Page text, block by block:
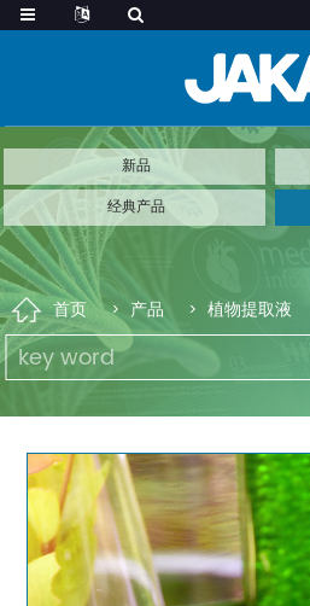
新品
经典产品
首页 产品 植物提取液